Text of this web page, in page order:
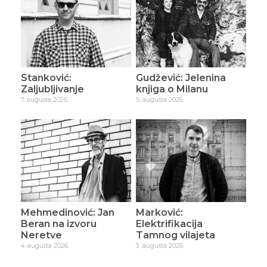
Stanković:
Zaljubljivanje
7. augusta 2026.
Gudžević: Jelenina
knjiga o Milanu
5. augusta 2026.
Mehmedinović: Jan
Beran na izvoru
Neretve
4. augusta 2026.
Marković:
Elektrifikacija
Tamnog vilajeta
3. augusta 2026.